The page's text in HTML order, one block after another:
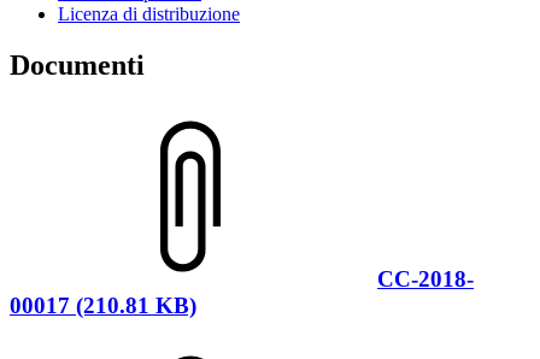
Licenza di distribuzione
Documenti
CC-2018-
00017 (210.81 KB)